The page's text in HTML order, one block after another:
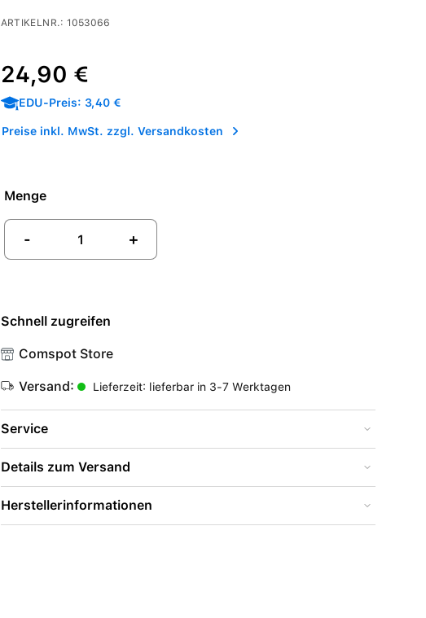
ARTIKELNR.: 1053066
Regulärer Preis:
24,90 €
EDU-Preis: 3,40 €
Preise inkl. MwSt. zzgl. Versandkosten
Menge
- +
Schnell zugreifen
Comspot Store
Versand: Lieferzeit: lieferbar in 3-7 Werktagen
Service
Details zum Versand
Herstellerinformationen